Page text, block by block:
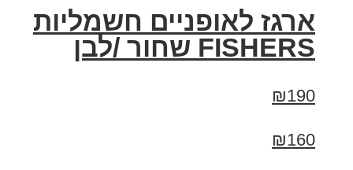
ארגז לאופניים חשמליות
FISHERS שחור /לבן
₪190
₪160